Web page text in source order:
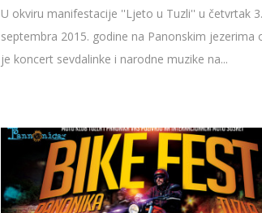
U okviru manifestacije ''Ljeto u Tuzli'' u četvrtak 3.
septembra 2015. godine na Panonskim jezerima
je koncert sevdalinke i narodne muzike na...